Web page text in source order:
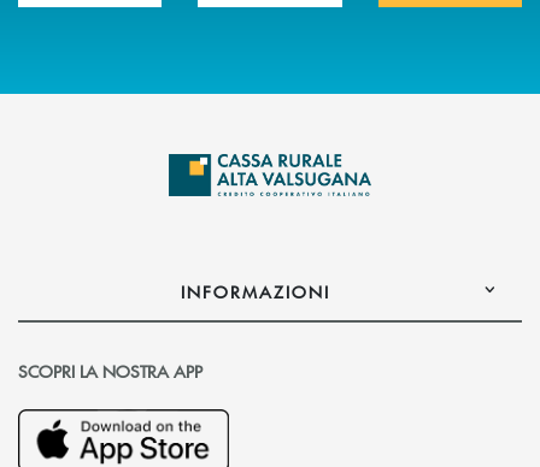
INFORMAZIONI
SCOPRI LA NOSTRA APP